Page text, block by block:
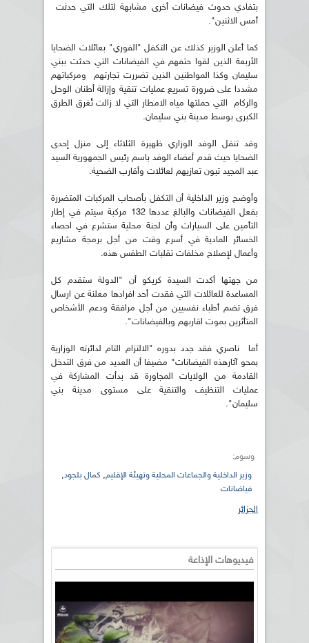
بتفادي حدوث فيضانات أخرى مشابهة لتلك التي حدثت
أمس الاثنين".
كما أعلن الوزير كذلك عن التكفل "الفوري" بعائلات الضحايا
الأربعة الذين لقوا حتفهم في الفيضانات التي حدثت ببني
سليمان وكذا المواطنين الذين تضررت تجارتهم ومركباتهم
مشددا على ضرورة تسريع عمليات تنقية وإزالة أطنان الوحل
والركام التي حملتها مياه الامطار التي لا زالت تُغرق الطرق
الكبرى بوسط مدينة بني سليمان.
وقد تنقل الوفد الوزاري ظهيرة الثلاثاء إلى منزل إحدى
الضحايا حيث قدم أعضاء الوفد باسم رئيس الجمهورية السيد
عبد المجيد تبون تعازيهم لعائلات وأقارب الضحية.
وأوضح وزير الداخلية أن التكفل بأصحاب المركبات المتضررة
بفعل الفيضانات والبالغ عددها 132 مركبة سيتم في إطار
التأمين على السيارات وأن لجنة محلية ستشرع في احصاء
الخسائر المادية في أسرع وقت من أجل برمجة مشاريع
وأعمال لإصلاح مخلفات تقلبات الطقس هذه.
من جهتها أكدت السيدة كريكو أن "الدولة ستقدم كل
المساعدة للعائلات التي فقدت أحد افرادها معلنة عن ارسال
فرق تضم أطباء نفسيين من أجل مرافقة ودعم الأشخاص
المتأثرين بموت اقاربهم وبالفيضانات".
أما ناصري فقد جدد بدوره "الالتزام التام لدائرته الوزارية
بمحو آثارهذه الفيضانات" مضيفا أن العديد من فرق التدخل
القادمة من الولايات المجاورة قد بدأت المشاركة في
عمليات التنظيف والتنقية على مستوى مدينة بني
سليمان".
وسوم:
وزير الداخلية والجماعات المحلية وتهيئة الإقليم, كمال بلجود,
فياضانات
الجزائر
فيديوهات الإذاعة